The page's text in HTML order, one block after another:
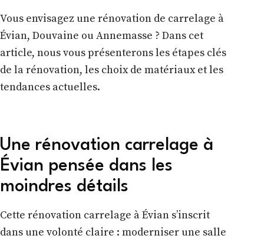
Vous envisagez une rénovation de carrelage à
Évian, Douvaine ou Annemasse ? Dans cet
article, nous vous présenterons les étapes clés
de la rénovation, les choix de matériaux et les
tendances actuelles.
Une rénovation carrelage à
Évian pensée dans les
moindres détails
Cette rénovation carrelage à Évian s’inscrit
dans une volonté claire : moderniser une salle